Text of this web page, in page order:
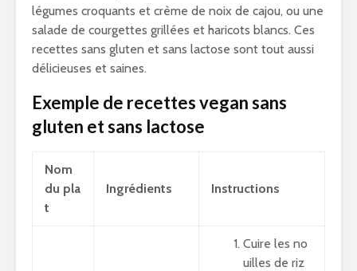
légumes croquants et crème de noix de cajou, ou une
salade de courgettes grillées et haricots blancs. Ces
recettes sans gluten et sans lactose sont tout aussi
délicieuses et saines.
Exemple de recettes vegan sans
gluten et sans lactose
Nom
du pla
t
Ingrédients Instructions
Cuire les no
uilles de riz